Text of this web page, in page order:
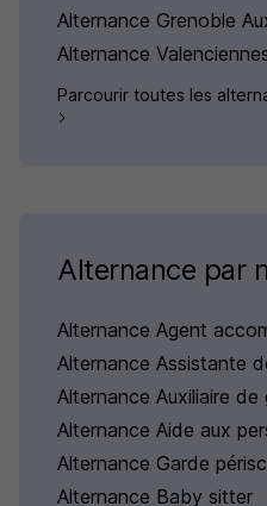
Alternance Grenoble
Alternance
Parcourir toutes les
Alternance par
Alternance Agent
Alternance Assistante
Alternance Auxiliaire
Alternance Aide aux
Alternance Garde
Alternance Baby sitter